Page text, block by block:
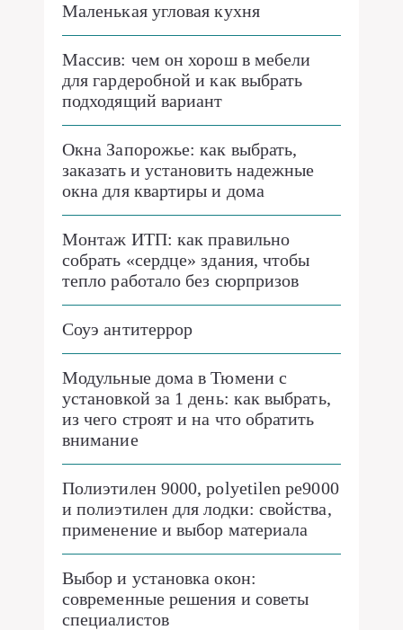
Маленькая угловая кухня
Массив: чем он хорош в мебели
для гардеробной и как выбрать
подходящий вариант
Окна Запорожье: как выбрать,
заказать и установить надежные
окна для квартиры и дома
Монтаж ИТП: как правильно
собрать «сердце» здания, чтобы
тепло работало без сюрпризов
Соуэ антитеррор
Модульные дома в Тюмени с
установкой за 1 день: как выбрать,
из чего строят и на что обратить
внимание
Полиэтилен 9000, polyetilen pe9000
и полиэтилен для лодки: свойства,
применение и выбор материала
Выбор и установка окон:
современные решения и советы
специалистов